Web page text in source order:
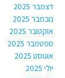
דצמבר 2025
נובמבר 2025
אוקטובר 2025
ספטמבר 2025
אוגוסט 2025
יולי 2025